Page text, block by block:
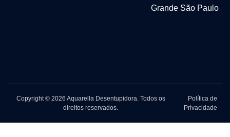
Grande São Paulo
Copyright © 2026 Aquarella Desentupidora. Todos os
direitos reservados.
Política de
Privacidade